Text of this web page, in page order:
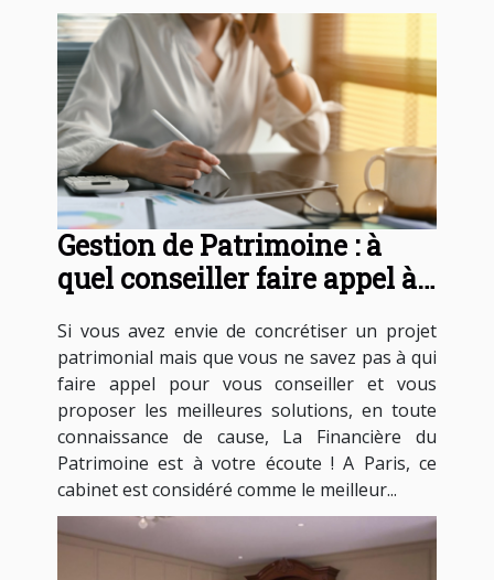
Gestion de Patrimoine : à
quel conseiller faire appel à
Si vous avez envie de concrétiser un projet
patrimonial mais que vous ne savez pas à qui
faire appel pour vous conseiller et vous
proposer les meilleures solutions, en toute
connaissance de cause, La Financière du
Patrimoine est à votre écoute ! A Paris, ce
cabinet est considéré comme le meilleur...